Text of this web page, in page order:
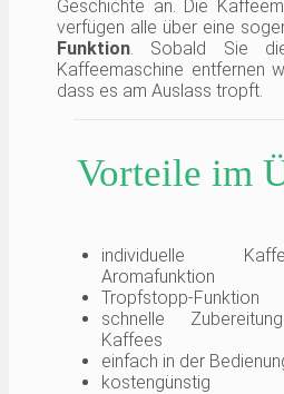
Geschichte an. Die
verfügen alle über eine
Funktion. Sobald Sie
Kaffeemaschine entfernen
dass es am Auslass tropft.
Vorteile im
individuelle
Aromafunktion
Tropfstopp-Funktion
schnelle
Kaffees
einfach in der
kostengünstig